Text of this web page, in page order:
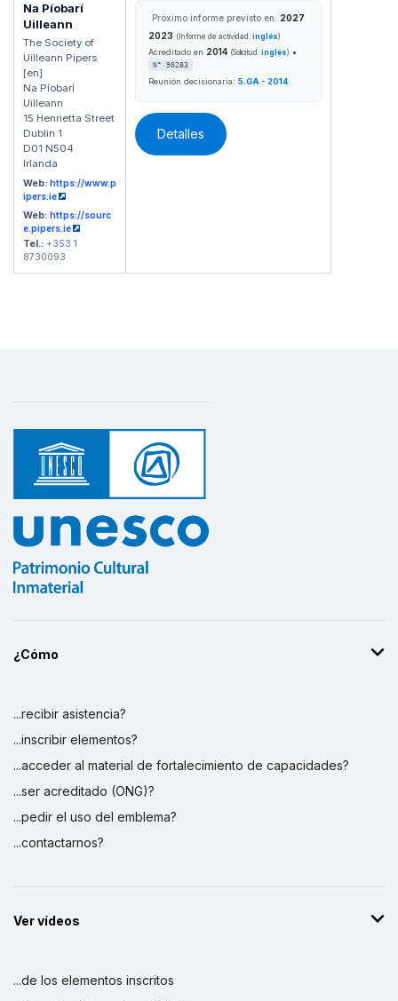
Na Píobarí
Uilleann
The Society of
Uilleann Pipers
[en]
Na Píobarí
Uilleann
15 Henrietta Street
Dublin 1
D01 N504
Irlanda
Web: https://www.p
ipers.ie
Web: https://sourc
e.pipers.ie
Tel.: +353 1
8730093
Próximo informe previsto en: 2027
2023 (Informe de actividad: inglés)
Acreditado en 2014 (Solicitud: inglés) •
N° 90283
Reunión decisionaria: 5.GA - 2014
Detalles
¿Cómo
...recibir asistencia?
...inscribir elementos?
...acceder al material de fortalecimiento de capacidades?
...ser acreditado (ONG)?
...pedir el uso del emblema?
...contactarnos?
Ver vídeos
...de los elementos inscritos